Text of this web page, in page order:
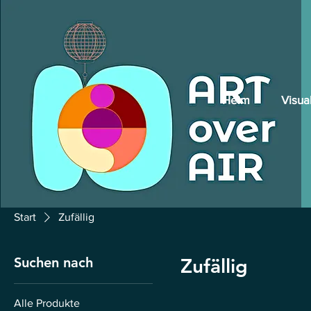
Heim
Start Zufällig
Suchen nach
Alle Produkte
Zufällig